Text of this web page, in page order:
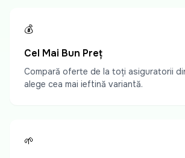
💰
Cel Mai Bun Preț
Compară oferte de la toți asiguratorii
alege cea mai ieftină variantă.
🌱